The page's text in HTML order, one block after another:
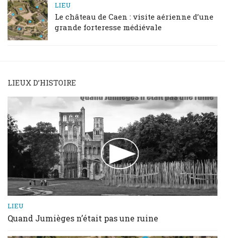
LIEU
Le château de Caen : visite aérienne d’une
grande forteresse médiévale
LIEUX D’HISTOIRE
LIEU
Quand Jumièges n’était pas une ruine